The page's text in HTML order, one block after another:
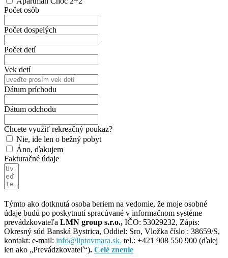
Počet osôb
Počet dospelých
Počet detí
Vek detí
Dátum príchodu
Dátum odchodu
Chcete využiť rekreačný poukaz?
Nie, ide len o bežný pobyt
Áno, ďakujem
Fakturačné údaje
Týmto ako dotknutá osoba beriem na vedomie, že moje osobné
údaje budú po poskytnutí spracúvané v informačnom systéme
prevádzkovateľa LMN group s.r.o., IČO: 53029232, Zápis:
Okresný súd Banská Bystrica, Oddiel: Sro, Vložka číslo : 38659/S,
kontakt: e-mail: info@liptovmara.sk, tel.: +421 908 550 900 (ďalej
len ako „Prevádzkovateľ“). Celé znenie